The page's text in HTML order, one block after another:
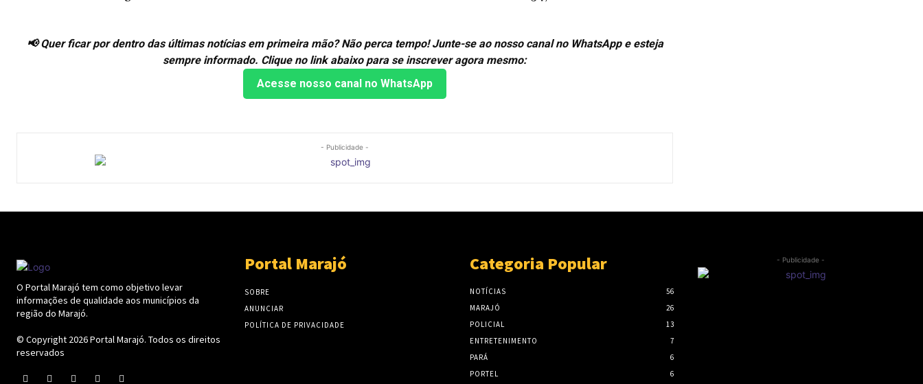
📢 Quer ficar por dentro das últimas notícias em primeira mão? Não perca tempo! Junte-se ao nosso canal no WhatsApp e esteja
sempre informado. Clique no link abaixo para se inscrever agora mesmo:
Acesse nosso canal no WhatsApp
- Publicidade -
O Portal Marajó tem como objetivo levar
informações de qualidade aos municípios da
região do Marajó.
© Copyright 2026Portal Marajó. Todos os direitos
reservados
Portal Marajó
SOBRE
ANUNCIAR
POLÍTICA DE PRIVACIDADE
Categoria Popular
NOTÍCIAS
56
MARAJÓ
26
POLICIAL
13
ENTRETENIMENTO
7
PARÁ
6
PORTEL
6
- Publicidade -